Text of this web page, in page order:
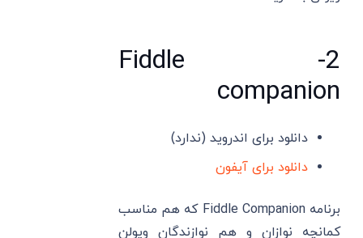
2- Fiddle
companion
دانلود برای اندروید (ندارد)
دانلود برای آیفون
برنامه Fiddle Companion که هم مناسب
کمانچه نوازان و هم نوازندگان ویولن